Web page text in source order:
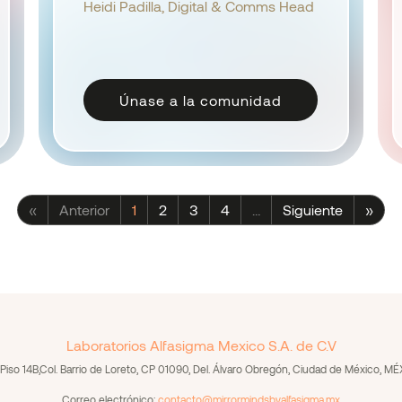
implicaciones éticas y regulatorias, y el
valor que aporta al diagnóstico, al
Heidi Padilla, Digital & Comms Head
Únase a la comunidad
« Anterior 1 2 3 4 Siguiente »
Laboratorios Alfasigma Mexico S.A. de C.V
14B,Col. Barrio de Loreto, CP 01090, Del. Álvaro Obregón, Ciudad de México,